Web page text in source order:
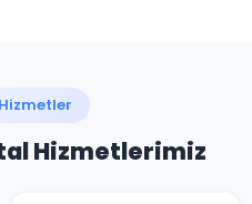
Hizmetlerimiz